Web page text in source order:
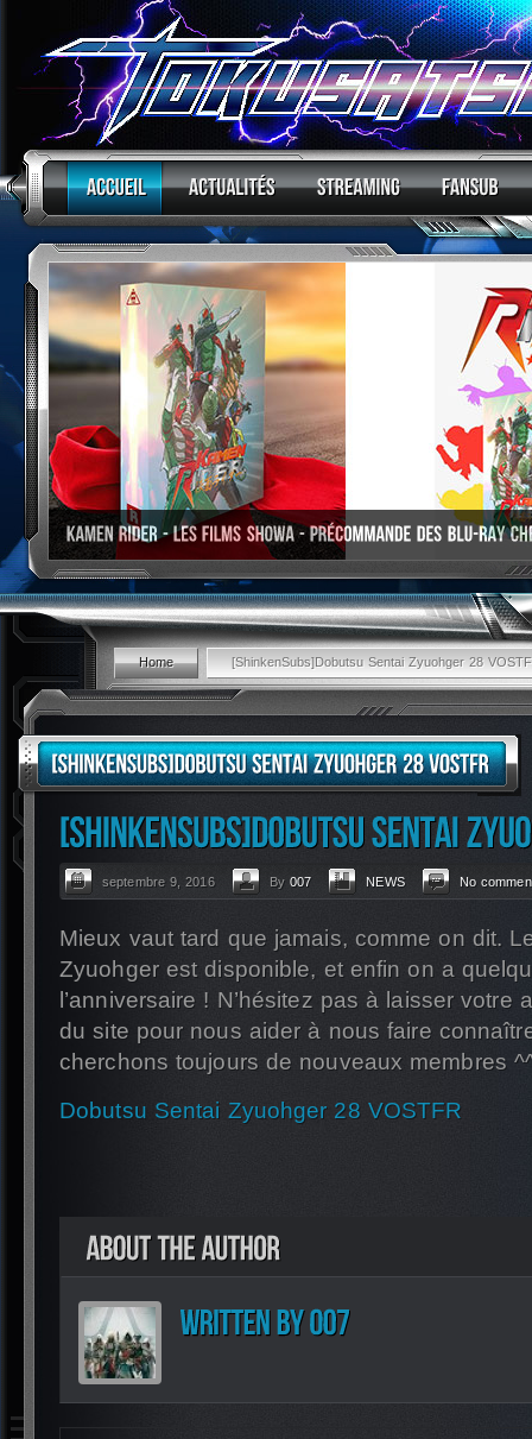
Home [ShinkenSubs]Dobutsu Sentai Zyuohger 28
septembre 9, 2016 By007 NEWS No
Mieux vaut tard que jamais, comme on dit.
Zyuohger est disponible, et enfin on a
l’anniversaire ! N’hésitez pas à laisser votre
du site pour nous aider à nous faire
cherchons toujours de nouveaux membres
Dobutsu Sentai Zyuohger 28 VOSTFR